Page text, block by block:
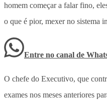
homem começar a falar fino,
o que é pior, mexer no sistema
Entre no canal de
O chefe do Executivo, que
exames nos meses anteriores